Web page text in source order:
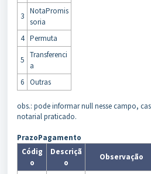
3
NotaPromis
soria
4 Permuta
5
Transferenci
a
6 Outras
obs.: pode informar null nesse campo,
notarial praticado.
PrazoPagamento
Códig
o
Descriçã
o
Observação